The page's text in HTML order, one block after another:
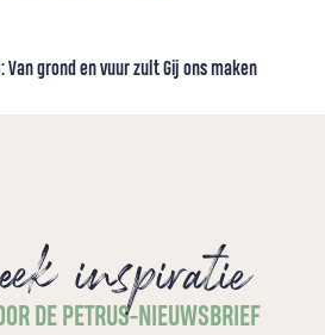
Van grond en vuur zult Gij ons maken
inspiratie
DE PETRUS-NIEUWSBRIEF